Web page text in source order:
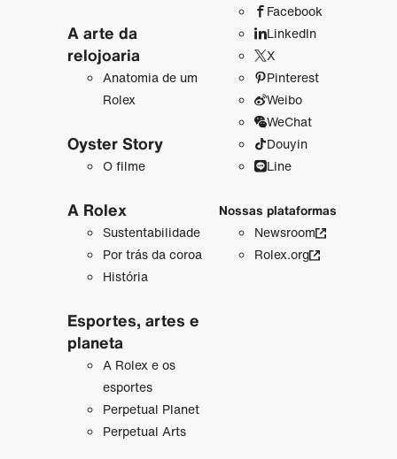
A arte da
relojoaria
Anatomia de um
Rolex
Oyster Story
O filme
A Rolex
Sustentabilidade
Por trás da coroa
História
Esportes, artes e
planeta
A Rolex e os
esportes
Perpetual Planet
Perpetual Arts
Facebook
LinkedIn
X
Pinterest
Weibo
WeChat
Douyin
Line
Nossas plataformas
Newsroom
Rolex.org